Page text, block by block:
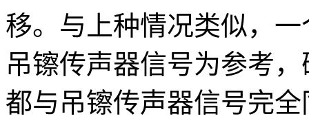
移。与上种情况类似，
吊镲传声器信号为参考
都与吊镲传声器信号完全